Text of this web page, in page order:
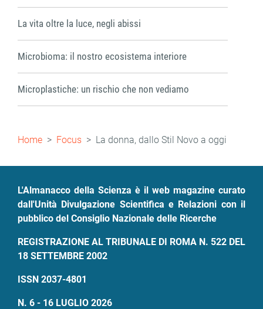
La vita oltre la luce, negli abissi
Microbioma: il nostro ecosistema interiore
Microplastiche: un rischio che non vediamo
Briciole
Home Focus La donna, dallo Stil Novo a oggi
L'Almanacco della Scienza è il web magazine curato
dall'Unità Divulgazione Scientifica e Relazioni con il
pubblico del Consiglio Nazionale delle Ricerche
REGISTRAZIONE AL TRIBUNALE DI ROMA N. 522 DEL
18 SETTEMBRE 2002
ISSN 2037-4801
N. 6 - 16 LUGLIO 2026